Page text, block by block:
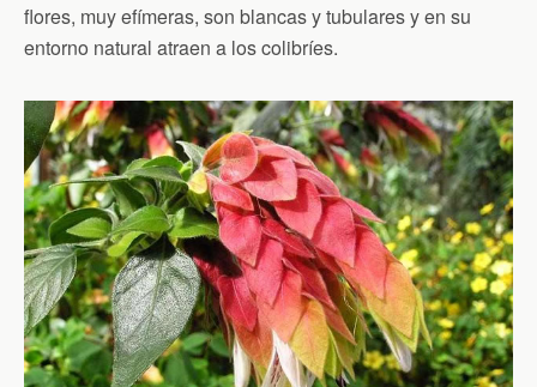
flores, muy efímeras, son blancas y tubulares y en su
entorno natural atraen a los colibríes.